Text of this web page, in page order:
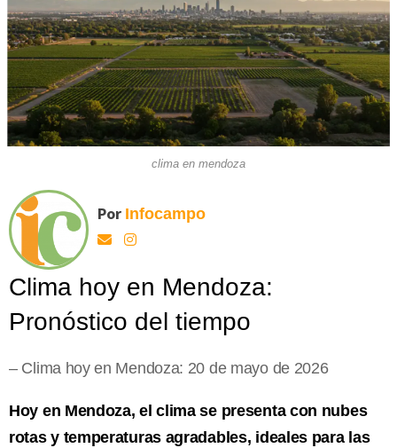
clima en mendoza
Por Infocampo
Clima hoy en Mendoza:
Pronóstico del tiempo
– Clima hoy en Mendoza: 20 de mayo de 2026
Hoy en Mendoza, el clima se presenta con nubes
rotas y temperaturas agradables, ideales para las